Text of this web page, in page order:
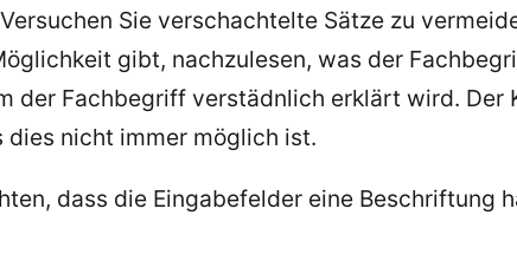
Sie verschachtelte Sätze zu
gibt, nachzulesen, was der
der Fachbegriff verstädnlich erklärt wird.
nicht immer möglich ist.
dass die Eingabefelder eine Beschriftung